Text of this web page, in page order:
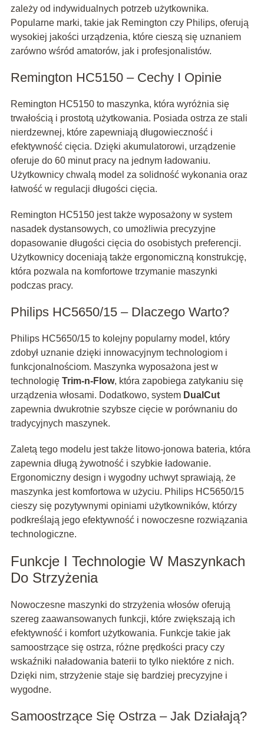
zależy od indywidualnych potrzeb użytkownika.
Popularne marki, takie jak Remington czy Philips, oferują
wysokiej jakości urządzenia, które cieszą się uznaniem
zarówno wśród amatorów, jak i profesjonalistów.
Remington HC5150 – Cechy I Opinie
Remington HC5150 to maszynka, która wyróżnia się
trwałością i prostotą użytkowania. Posiada ostrza ze stali
nierdzewnej, które zapewniają długowieczność i
efektywność cięcia. Dzięki akumulatorowi, urządzenie
oferuje do 60 minut pracy na jednym ładowaniu.
Użytkownicy chwalą model za solidność wykonania oraz
łatwość w regulacji długości cięcia.
Remington HC5150 jest także wyposażony w system
nasadek dystansowych, co umożliwia precyzyjne
dopasowanie długości cięcia do osobistych preferencji.
Użytkownicy doceniają także ergonomiczną konstrukcję,
która pozwala na komfortowe trzymanie maszynki
podczas pracy.
Philips HC5650/15 – Dlaczego Warto?
Philips HC5650/15 to kolejny popularny model, który
zdobył uznanie dzięki innowacyjnym technologiom i
funkcjonalnościom. Maszynka wyposażona jest w
technologię Trim-n-Flow, która zapobiega zatykaniu się
urządzenia włosami. Dodatkowo, system DualCut
zapewnia dwukrotnie szybsze cięcie w porównaniu do
tradycyjnych maszynek.
Zaletą tego modelu jest także litowo-jonowa bateria, która
zapewnia długą żywotność i szybkie ładowanie.
Ergonomiczny design i wygodny uchwyt sprawiają, że
maszynka jest komfortowa w użyciu. Philips HC5650/15
cieszy się pozytywnymi opiniami użytkowników, którzy
podkreślają jego efektywność i nowoczesne rozwiązania
technologiczne.
Funkcje I Technologie W Maszynkach
Do Strzyżenia
Nowoczesne maszynki do strzyżenia włosów oferują
szereg zaawansowanych funkcji, które zwiększają ich
efektywność i komfort użytkowania. Funkcje takie jak
samoostrzące się ostrza, różne prędkości pracy czy
wskaźniki naładowania baterii to tylko niektóre z nich.
Dzięki nim, strzyżenie staje się bardziej precyzyjne i
wygodne.
Samoostrzące Się Ostrza – Jak Działają?